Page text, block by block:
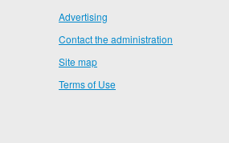
Advertising
Contact the administration
Site map
Terms of Use